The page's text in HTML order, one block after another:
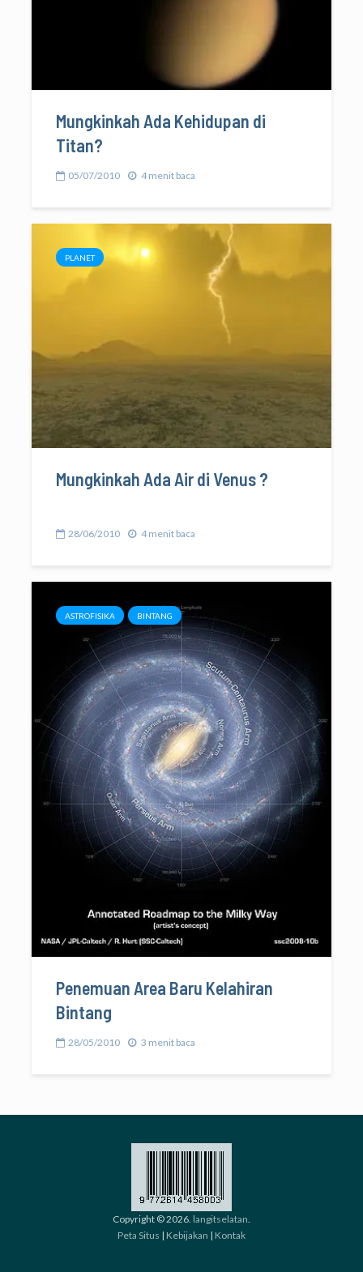
Mungkinkah Ada Kehidupan di
Titan?
05/07/2010 4 menit baca
PLANET
Mungkinkah Ada Air di Venus ?
28/06/2010 4 menit baca
ASTROFISIKA BINTANG
Penemuan Area Baru Kelahiran
Bintang
28/05/2010 3 menit baca
Copyright © 2026. langitselatan
Peta Situs | Kebijakan | Kontak